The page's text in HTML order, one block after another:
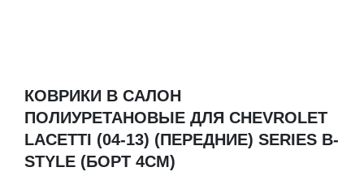
КОВРИКИ В САЛОН
ПОЛИУРЕТАНОВЫЕ ДЛЯ CHEVROLET
LACETTI (04-13) (ПЕРЕДНИЕ) SERIES B-
STYLE (БОРТ 4СМ)